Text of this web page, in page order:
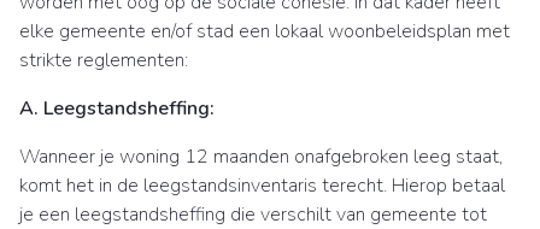
elke gemeente en/of stad een lokaal woonbeleidsplan met
strikte reglementen:
A. Leegstandsheffing:
Wanneer je woning 12 maanden onafgebroken leeg staat,
komt het in de leegstandsinventaris terecht. Hierop betaal
je een leegstandsheffing die verschilt van gemeente tot